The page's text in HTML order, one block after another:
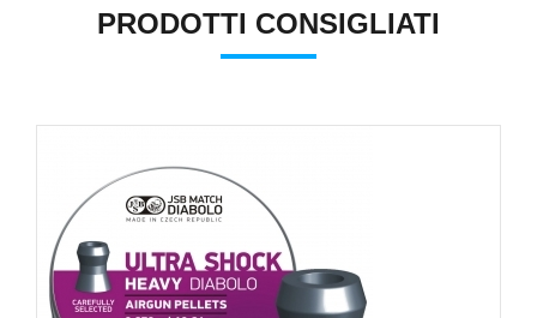
PRODOTTI CONSIGLIATI